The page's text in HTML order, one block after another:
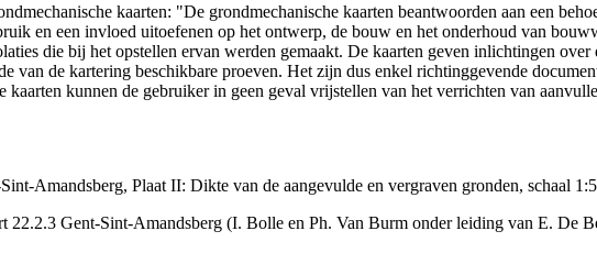
kaarten: "De grondmechanische kaarten beantwoorden aan een
en een invloed uitoefenen op het ontwerp, de bouw en het onderhoud van
die bij het opstellen ervan werden gemaakt. De kaarten geven inlichtingen
van de kartering beschikbare proeven. Het zijn dus enkel richtinggevende
kaarten kunnen de gebruiker in geen geval vrijstellen van het verrichten van
Amandsberg, Plaat II: Dikte van de aangevulde en vergraven gronden, schaal
22.2.3 Gent-Sint-Amandsberg (I. Bolle en Ph. Van Burm onder leiding van E. De